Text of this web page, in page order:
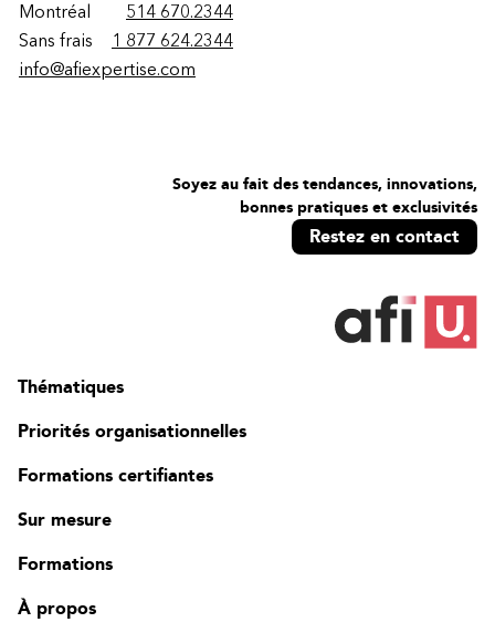
Montréal
514 670.2344
Sans frais
1 877 624.2344
info@afiexpertise.com
Soyez au fait des tendances, innovations,
bonnes pratiques et exclusivités
Restez en contact
Thématiques
Priorités organisationnelles
Formations certifiantes
Sur mesure
Formations
À propos